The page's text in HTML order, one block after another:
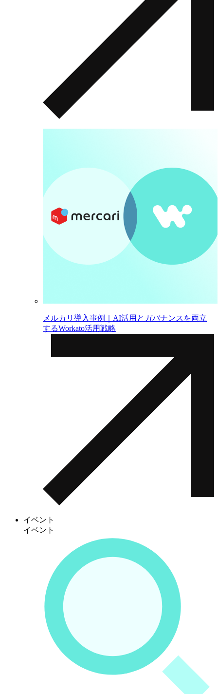
メルカリ導入事例｜AI活用とガバナンスを両立
するWorkato活用戦略
イベント
イベント